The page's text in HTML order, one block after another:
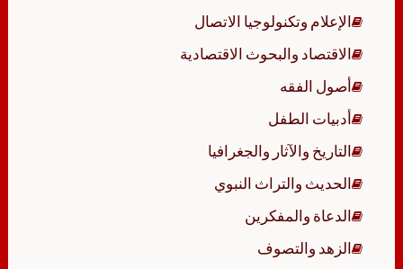
الإعلام وتكنولوجيا الاتصال
الاقتصاد والبحوث الاقتصادية
أصول الفقه
أدبيات الطفل
التاريخ والآثار والجغرافيا
الحديث والتراث النبوي
الدعاة والمفكرين
الزهد والتصوف